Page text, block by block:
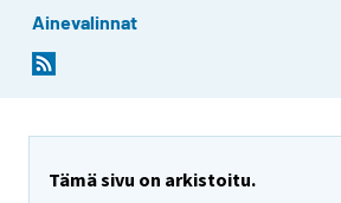
Ainevalinnat
Tämä sivu on arkistoitu.